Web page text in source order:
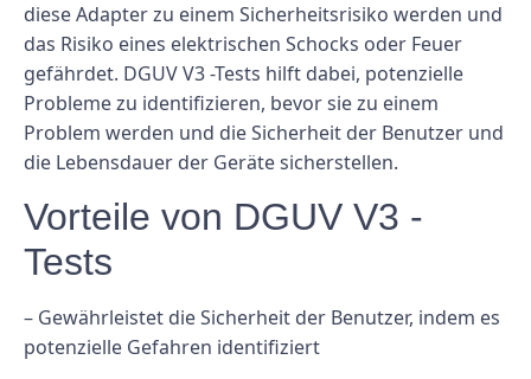
diese Adapter zu einem Sicherheitsrisiko werden und
das Risiko eines elektrischen Schocks oder Feuer
gefährdet. DGUV V3 -Tests hilft dabei, potenzielle
Probleme zu identifizieren, bevor sie zu einem
Problem werden und die Sicherheit der Benutzer und
die Lebensdauer der Geräte sicherstellen.
Vorteile von DGUV V3 -
Tests
– Gewährleistet die Sicherheit der Benutzer, indem es
potenzielle Gefahren identifiziert